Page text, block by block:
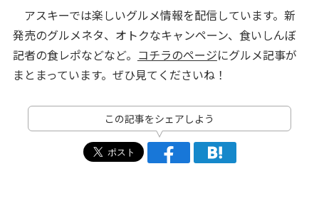
アスキーでは楽しいグルメ情報を配信しています。新
発売のグルメネタ、オトクなキャンペーン、食いしんぼ
記者の食レポなどなど。 コチラのページにグルメ記事が
まとまっています。ぜひ見てくださいね！
この記事をシェアしよう